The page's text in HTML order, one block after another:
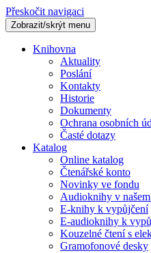
Přeskočit navigaci
Zobrazit/skrýt menu
Knihovna
Aktuality
Poslání
Kontakty
Historie
Dokumenty
Ochrana osobních
Časté dotazy
Katalog
Online katalog
Čtenářské konto
Novinky ve fondu
Audioknihy v
E-knihy k vypůjčení
E-audioknihy k
Kouzelné čtení s
Gramofonové desky